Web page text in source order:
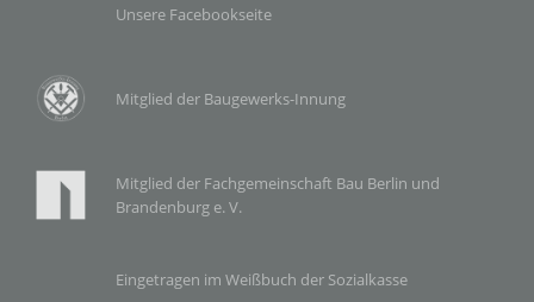
Unsere Facebookseite
Mitglied der Baugewerks-Innung
Mitglied der Fachgemeinschaft Bau Berlin und
Brandenburg e. V.
Eingetragen im Weißbuch der Sozialkasse